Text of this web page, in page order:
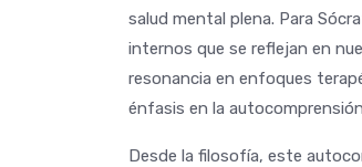
salud mental plena. Para
internos que se reflejan en
resonancia en enfoques
énfasis en la
Desde la filosofía, este